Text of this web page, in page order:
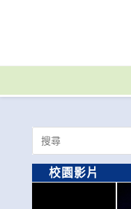
內
Search
for:
校園影片